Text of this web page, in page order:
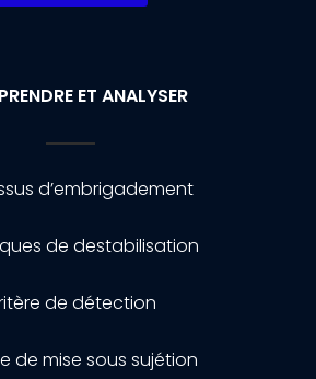
ET ANALYSER
d’embrigadement
de destabilisation
de détection
de mise sous sujétion